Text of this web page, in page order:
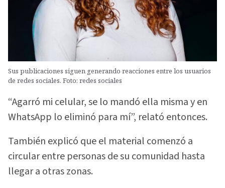
Sus publicaciones siguen generando reacciones entre los usuarios
de redes sociales. Foto: redes sociales
“Agarró mi celular, se lo mandó ella misma y en
WhatsApp lo eliminó para mí”, relató entonces.
También explicó que el material comenzó a
circular entre personas de su comunidad hasta
llegar a otras zonas.